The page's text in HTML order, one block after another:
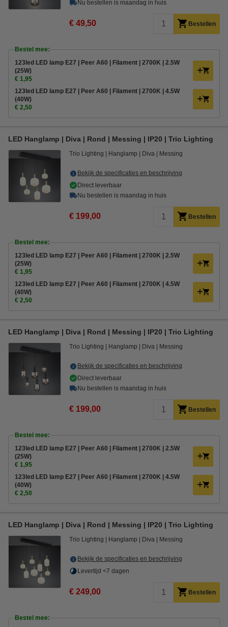
Nu bestellen is maandag in huis
€ 49,50 Bestellen
Bestel mee:
123led LED lamp E27 | Peer A60 | Filament | 2700K | 2.5W
(25W)
€ 1,95
123led LED lamp E27 | Peer A60 | Filament | 2700K | 4.5W
(40W)
€ 2,50
LED Hanglamp | Diva | Rond | Messing | IP20 | Trio Lighting
Trio Lighting Hanglamp Diva Messing
Bekijk de specificaties en beschrijving
Direct leverbaar
Nu bestellen is maandag in huis
€ 199,00 Bestellen
Bestel mee:
123led LED lamp E27 | Peer A60 | Filament | 2700K | 2.5W
(25W)
€ 1,95
123led LED lamp E27 | Peer A60 | Filament | 2700K | 4.5W
(40W)
€ 2,50
LED Hanglamp | Diva | Rond | Messing | IP20 | Trio Lighting
Trio Lighting Hanglamp Diva Messing
Bekijk de specificaties en beschrijving
Direct leverbaar
Nu bestellen is maandag in huis
€ 199,00 Bestellen
Bestel mee:
123led LED lamp E27 | Peer A60 | Filament | 2700K | 2.5W
(25W)
€ 1,95
123led LED lamp E27 | Peer A60 | Filament | 2700K | 4.5W
(40W)
€ 2,50
LED Hanglamp | Diva | Rond | Messing | IP20 | Trio Lighting
Trio Lighting Hanglamp Diva Messing
Bekijk de specificaties en beschrijving
Levertijd <7 dagen
€ 249,00 Bestellen
Bestel mee: